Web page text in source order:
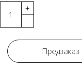
-
+
Предзаказ